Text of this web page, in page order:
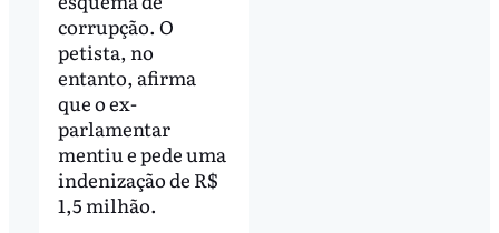
corrupção. O
petista, no
entanto, afirma
que o ex-
parlamentar
mentiu e pede uma
indenização de R$
1,5 milhão.